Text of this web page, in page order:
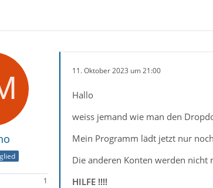
1
11. Oktober 2023 um 21:00
Hallo
weiss jemand wie man den
Mein Programm lädt jetzt nur
Die anderen Konten werden nicht
HILFE !!!!